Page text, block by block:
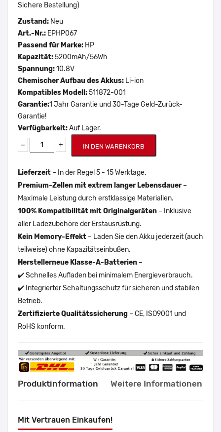
Sichere Bestellung)
Zustand: Neu
Art.-Nr.: EPHP067
Passend für Marke: HP
Kapazität:5200mAh/56Wh
Spannung:10.8V
Chemischer Aufbau des Akkus: Li-ion
Kompatibles Modell:511872-001
Garantie:1 Jahr Garantie und 30-Tage Geld-Zurück-
Garantie!
Verfügbarkeit:Auf Lager.
− + IN DEN WARENKORB
Lieferzeit – In der Regel 5 - 15 Werktage.
Premium-Zellen mit extrem langer Lebensdauer–
Maximale Leistung durch erstklassige Materialien.
100% Kompatibilität mit Originalgeräten – Inklusive
aller Ladezubehöre der Erstausrüstung.
Kein Memory-Effekt – Laden Sie den Akku jederzeit (auch
teilweise) ohne Kapazitätseinbußen.
Herstellerneue Klasse-A-Batterien –
✔️ Schnelles Aufladen bei minimalem Energieverbrauch.
✔️ Integrierter Schaltungsschutz für sicheren und stabilen
Betrieb.
Zertifizierte Qualitätssicherung – CE, ISO9001 und
RoHS konform.
Produktinformation Weitere Informationen
Mit Vertrauen Einkaufen!